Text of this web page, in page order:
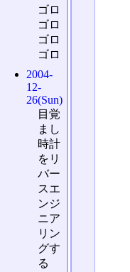
ゴロ
ゴロ
ゴロ
ゴロ
2004-
12-
26(Sun)
目覚
まし
時計
をリ
バー
スエ
ンジ
ニア
リン
グす
る